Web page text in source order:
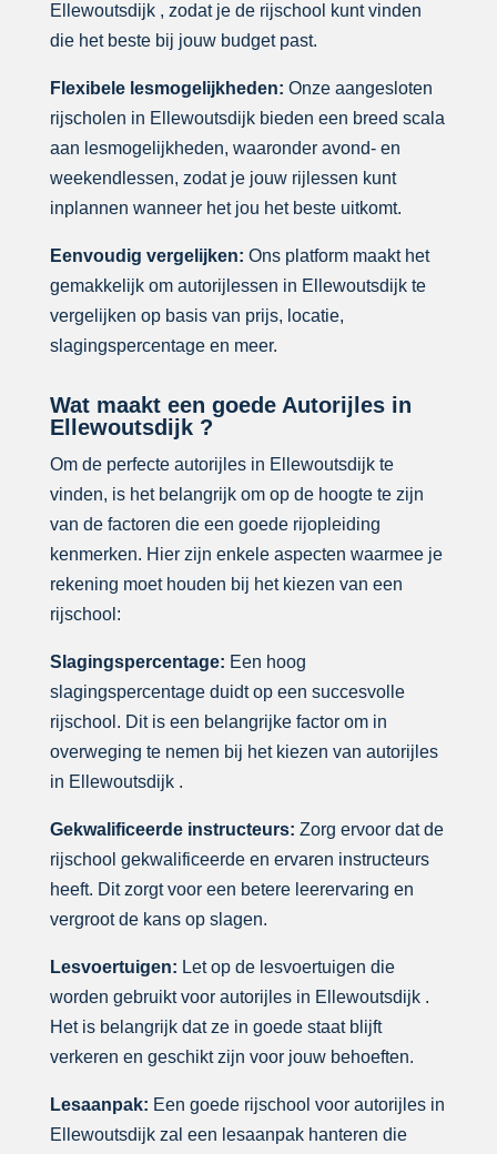
Ellewoutsdijk , zodat je de rijschool kunt vinden
die het beste bij jouw budget past.
Flexibele lesmogelijkheden: Onze aangesloten
rijscholen in Ellewoutsdijk bieden een breed scala
aan lesmogelijkheden, waaronder avond- en
weekendlessen, zodat je jouw rijlessen kunt
inplannen wanneer het jou het beste uitkomt.
Eenvoudig vergelijken: Ons platform maakt het
gemakkelijk om autorijlessen in Ellewoutsdijk te
vergelijken op basis van prijs, locatie,
slagingspercentage en meer.
Wat maakt een goede Autorijles in
Ellewoutsdijk ?
Om de perfecte autorijles in Ellewoutsdijk te
vinden, is het belangrijk om op de hoogte te zijn
van de factoren die een goede rijopleiding
kenmerken. Hier zijn enkele aspecten waarmee je
rekening moet houden bij het kiezen van een
rijschool:
Slagingspercentage: Een hoog
slagingspercentage duidt op een succesvolle
rijschool. Dit is een belangrijke factor om in
overweging te nemen bij het kiezen van autorijles
in Ellewoutsdijk .
Gekwalificeerde instructeurs: Zorg ervoor dat de
rijschool gekwalificeerde en ervaren instructeurs
heeft. Dit zorgt voor een betere leerervaring en
vergroot de kans op slagen.
Lesvoertuigen: Let op de lesvoertuigen die
worden gebruikt voor autorijles in Ellewoutsdijk .
Het is belangrijk dat ze in goede staat blijft
verkeren en geschikt zijn voor jouw behoeften.
Lesaanpak: Een goede rijschool voor autorijles in
Ellewoutsdijk zal een lesaanpak hanteren die